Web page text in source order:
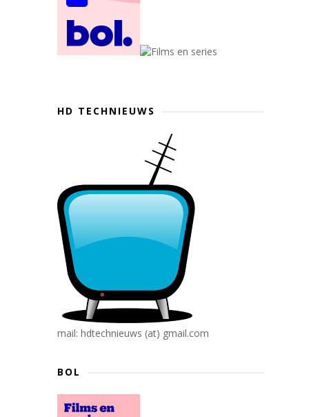
HD TECHNIEUWS
mail: hdtechnieuws (at) gmail.com
BOL